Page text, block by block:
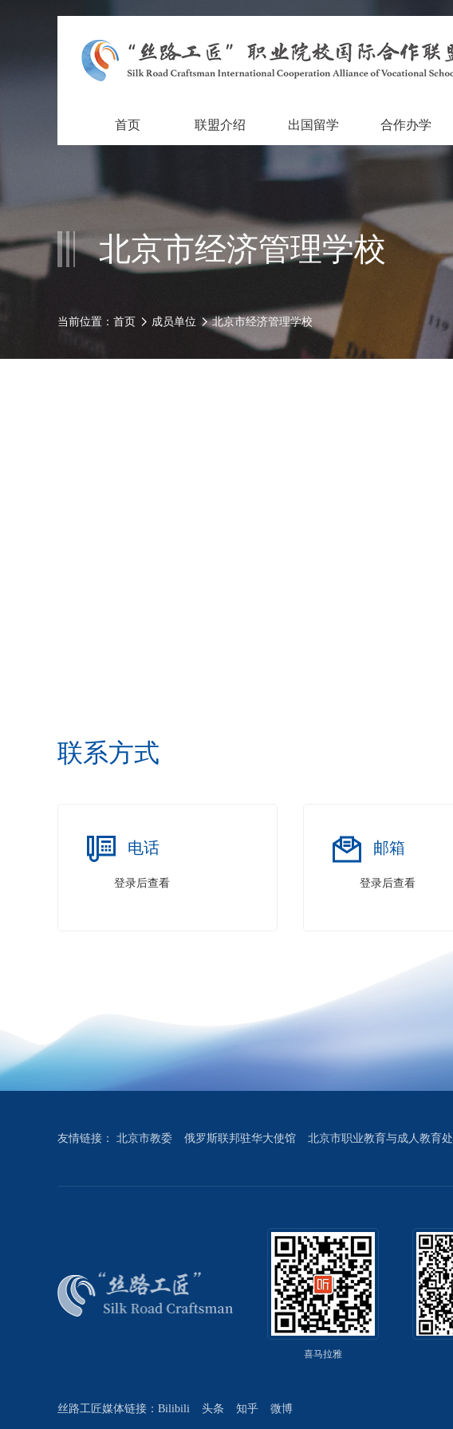
首页 联盟介绍 出国留学 合作办学
北京市经济管理学校
当前位置： 首页 成员单位 北京市经济管理学校
联系方式
电话
登录后查看
邮箱
登录后查看
友情链接： 北京市教委 俄罗斯联邦驻华大使馆 北京市职业教育与成人教育处
喜马拉雅
丝路工匠媒体链接： Bilibili 头条 知乎 微博